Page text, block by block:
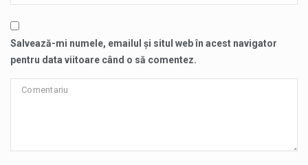
Salvează-mi numele, emailul și situl web în acest navigator
pentru data viitoare când o să comentez.